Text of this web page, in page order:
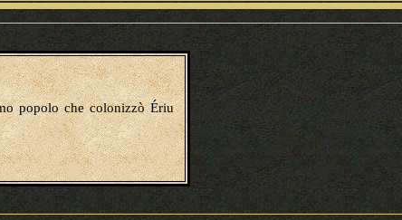
popolo che colonizzò Ériu